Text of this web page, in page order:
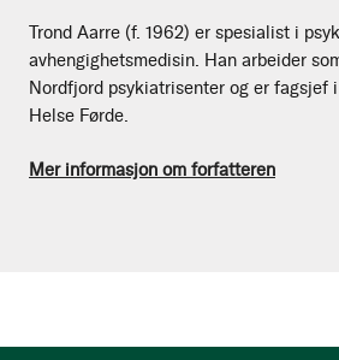
Trond Aarre (f. 1962) er spesialist i
avhengighetsmedisin. Han arbeider
Nordfjord psykiatrisenter og er fagsjef
Helse Førde.
Mer informasjon om forfatteren